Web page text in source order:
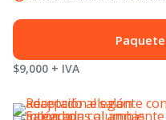
Paquete
$9,000 + IVA